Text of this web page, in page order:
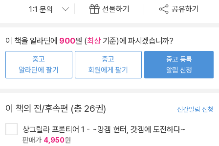
선물하기 공유하기
이 책을 알라딘에 900원 (최상기준)에 파시겠습니까?
중고
알라딘에 팔기
중고
회원에게 팔기
중고 등록
알림 신청
이 책의 전/후속편 (총 26권) 신간알림 신청
샹그릴라 프론티어 1 - ~망겜 헌터, 갓겜에 도전하다~
판매가 4,950원